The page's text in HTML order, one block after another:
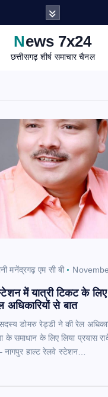
News 7x24
छत्तीसगढ़ शीर्ष समाचार चैनल
मनेंद्रगढ़ एम सी बी
में यात्री टिकट के
अधिकारियों से बात
डोमरु रेड्डी ने की रेल
के समाधान के लिए लिया प्रयास
नागपुर हाल्ट रेलवे स्टेशन…